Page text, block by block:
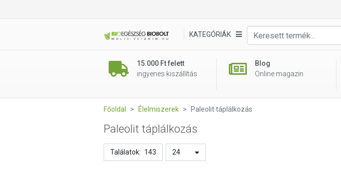
KATEGÓRIÁK
15.000 Ft felett
ingyenes kiszállítás
Blog
Online magazin
Főoldal Élelmiszerek Paleolit táplálkozás
Paleolit táplálkozás
Találatok: 143 24